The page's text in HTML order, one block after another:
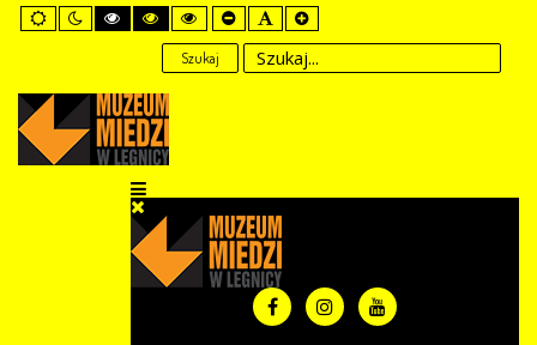
Default
mode
Night
mode
High
Contrast
mode
High
Contrast
Black
Yellow
mode
High
Contrast
Yellow
Black
mode
Set
Smaller
Font
Set
Default
Font
Set
Larger
Font
Szukaj